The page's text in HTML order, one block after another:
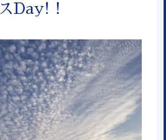
Day!！